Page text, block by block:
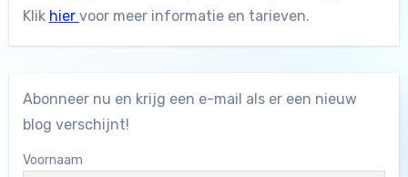
Klik hier voor meer informatie en tarieven.
Abonneer nu en krijg een e-mail als er een nieuw
blog verschijnt!
Voornaam